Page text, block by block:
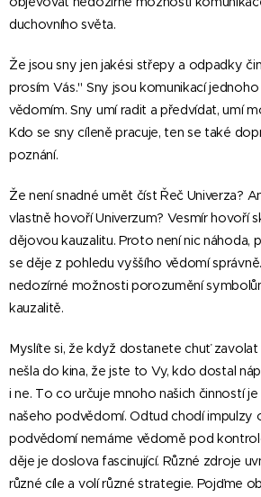
duchovního světa.
Že jsou sny jen jakési střepy a odpadky
prosím Vás." Sny jsou komunikací
vědomím. Sny umí radit a předvídat, umí
Kdo se sny cíleně pracuje, ten se také
poznání.
Že není snadné umět číst Řeč Univerza?
vlastně hovoří Univerzum? Vesmír hovoří
dějovou kauzalitu. Proto není nic náhoda,
se děje z pohledu vyššího vědomí
nedozírné možnosti porozumění
kauzalitě.
Myslíte si, že když dostanete chuť zavolat
nešla do kina, že jste to Vy, kdo dostal
i ne. To co určuje mnoho našich činností
našeho podvědomí. Odtud chodí impulzy
podvědomí nemáme vědomě pod
děje je doslova fascinující. Různé zdroje
různé cíle a volí různé strategie. Pojďme